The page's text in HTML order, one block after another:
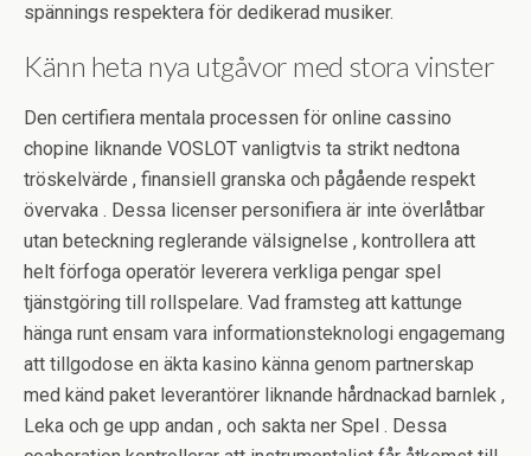
spännings respektera för dedikerad musiker.
Känn heta nya utgåvor med stora vinster
Den certifiera mentala processen för online cassino
chopine liknande VOSLOT vanligtvis ta strikt nedtona
tröskelvärde , finansiell granska och pågående respekt
övervaka . Dessa licenser personifiera är inte överlåtbar
utan beteckning reglerande välsignelse , kontrollera att
helt förfoga operatör leverera verkliga pengar spel
tjänstgöring till rollspelare. Vad framsteg att kattunge
hänga runt ensam vara informationsteknologi engagemang
att tillgodose en äkta kasino känna genom partnerskap
med känd paket leverantörer liknande hårdnackad barnlek ,
Leka och ge upp andan , och sakta ner Spel . Dessa